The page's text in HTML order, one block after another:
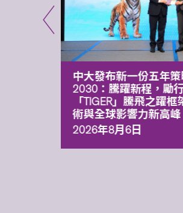
中大發布新一份五年
2030：騰躍新程，勵
「TIGER」騰飛之躍
術與全球影響力新高峰
2026年8月6日